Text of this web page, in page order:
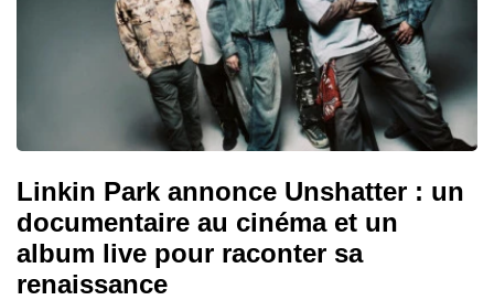
Linkin Park annonce Unshatter : un
documentaire au cinéma et un
album live pour raconter sa
renaissance